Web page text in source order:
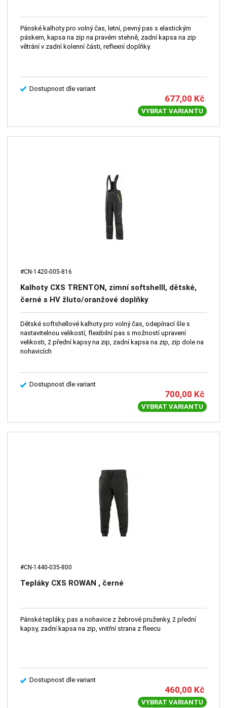
Pánské kalhoty pro volný čas, letní, pevný pas s elastickým
páskem, kapsa na zip na pravém stehně, zadní kapsa na zip
větrání v zadní kolenní části, reflexní doplňky.
Dostupnost dle variant
677,00 Kč
VYBRAT VARIANTU
#CN-1420-005-816
Kalhoty CXS TRENTON, zimní softshelll, dětské,
černé s HV žluto/oranžové doplňky
Dětské softshellové kalhoty pro volný čas, odepínací šle s
nastavitelnou velikostí, flexibilní pas s možností upravení
velikosti, 2 přední kapsy na zip, zadní kapsa na zip, zip dole na
nohavicích
Dostupnost dle variant
700,00 Kč
VYBRAT VARIANTU
#CN-1440-035-800
Tepláky CXS ROWAN , černé
Pánské tepláky, pas a nohavice z žebrové pruženky, 2 přední
kapsy, zadní kapsa na zip, vnitřní strana z fleecu
Dostupnost dle variant
460,00 Kč
VYBRAT VARIANTU